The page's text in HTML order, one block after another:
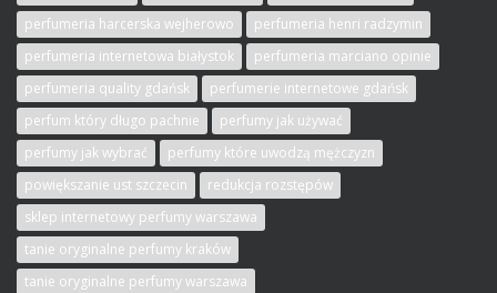
perfumeria harcerska wejherowo
perfumeria henri radzymin
perfumeria internetowa białystok
perfumeria marciano opinie
perfumeria quality gdańsk
perfumerie internetowe gdańsk
perfum który długo pachnie
perfumy jak używać
perfumy jak wybrać
perfumy które uwodzą mężczyzn
powiększanie ust szczecin
redukcja rozstępów
sklep internetowy perfumy warszawa
tanie oryginalne perfumy kraków
tanie oryginalne perfumy warszawa